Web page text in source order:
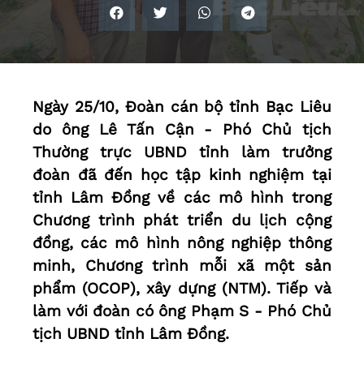
Ngày 25/10, Đoàn cán bộ tỉnh Bạc Liêu
do ông Lê Tấn Cận - Phó Chủ tịch
Thường trực UBND tỉnh làm trưởng
đoàn đã đến học tập kinh nghiệm tại
tỉnh Lâm Đồng về các mô hình trong
Chương trình phát triển du lịch cộng
đồng, các mô hình nông nghiệp thông
minh, Chương trình mỗi xã một sản
phẩm (OCOP), xây dựng (NTM). Tiếp và
làm với đoàn có ông Phạm S - Phó Chủ
tịch UBND tỉnh Lâm Đồng.